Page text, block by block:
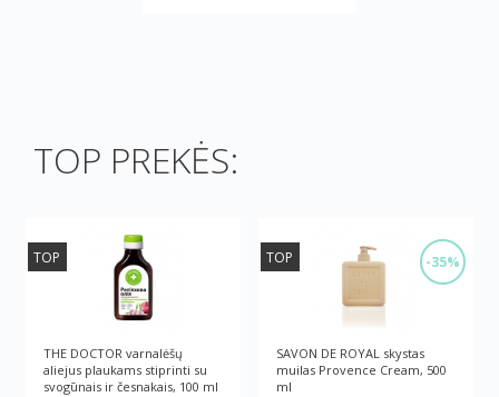
TOP PREKĖS:
TOP
THE DOCTOR varnalėšų
aliejus plaukams stiprinti su
svogūnais ir česnakais, 100 ml
-35%
TOP
SAVON DE ROYAL skystas
muilas Provence Cream, 500
ml